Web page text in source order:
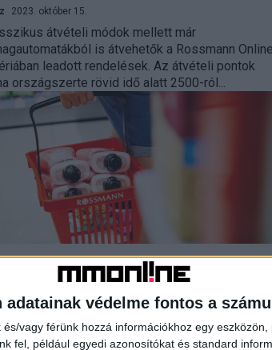
adatainak védelme fontos a
vagy férünk hozzá információkhoz egy
fel, például egyedi azonosítókat és standard
2023. október 15.
átvételi módok mellett már
is átvehetők a Rossmann Online
leadott rendelések. Az átvételi pontok
országszerte rövid idő alatt 2500-ról...
kiszállítással újít a
házhozszállítási lehetőséget